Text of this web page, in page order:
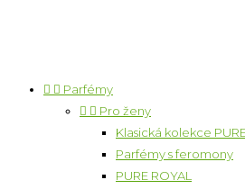
  Parfémy
  Pro ženy
Klasická kolekce
Parfémy s feromony
PURE ROYAL